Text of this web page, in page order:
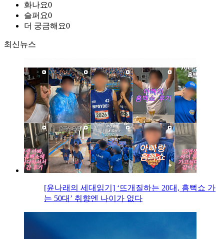
화나요0
슬퍼요0
더 궁금해요0
최신뉴스
[윤나래의 세대읽기] ‘뜨개질하는 20대, 흠뻑쇼 가
는 50대’ 취향엔 나이가 없다